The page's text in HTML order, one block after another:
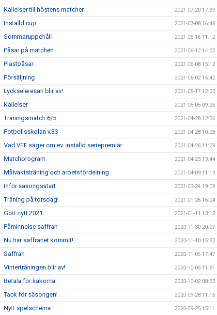
Kallelser till höstens matcher 2021-07-20 17:39
Inställd cup 2021-07-08 16:48
Sommaruppehåll 2021-06-16 11:12
Påsar på matchen 2021-06-12 14:00
Plastpåsar 2021-06-08 15:12
Försäljning 2021-06-02 15:42
Lyckseleresan blir av! 2021-05-17 12:00
Kallelser 2021-05-05 09:26
Träningsmatch 6/5 2021-04-28 12:36
Fotbollsskolan v.33 2021-04-28 10:28
Vad VFF säger om ev. inställd seriepremiär: 2021-04-26 11:29
Matchprogram 2021-04-23 13:44
Målvaktsträning och arbetsfördelning 2021-04-09 11:19
Inför säsongsstart 2021-03-24 19:09
Träning på torsdag! 2021-01-26 16:04
Gott nytt 2021 2021-01-11 13:12
Påminnelse saffran 2020-11-30 20:07
Nu har saffranet kommit! 2020-11-10 15:52
Saffran 2020-11-05 17:47
Vinterträningen blir av! 2020-10-05 11:51
Betala för kakorna 2020-10-02 08:33
Tack för säsongen! 2020-09-28 11:16
Nytt spelschema 2020-09-25 15:11